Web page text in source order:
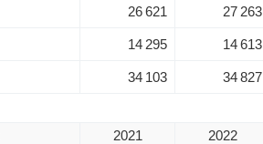
26 621 27 263
14 295 14 613
34 103 34 827
2021 2022